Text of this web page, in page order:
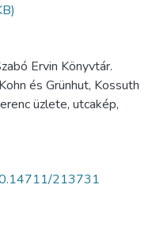
Ervin Könyvtár.
és Grünhut, Kossuth
üzlete, utcakép,
213731